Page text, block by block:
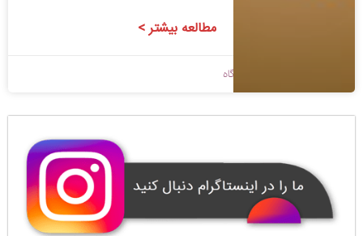
مطالعه بیشتر >
بدون دیدگاه